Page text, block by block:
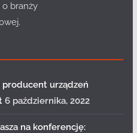
o branży
urządzeń
6 października, 2022
na konferencję: